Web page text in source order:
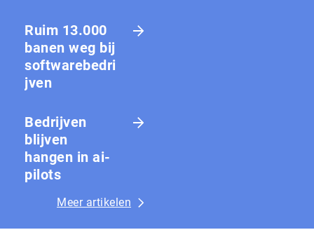
Ruim 13.000
banen weg bij
softwarebedri
jven
Bedrijven
blijven
hangen in ai-
pilots
Meer artikelen